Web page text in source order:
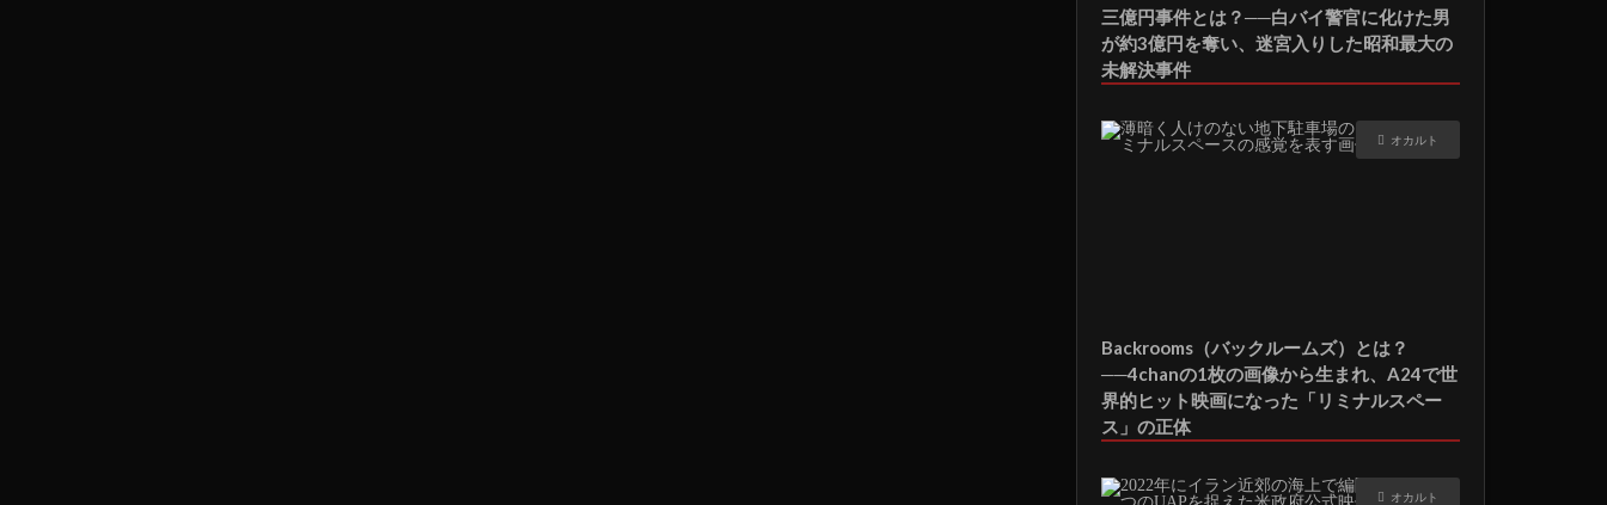
三億円事件とは？──白バイ警官に化けた男
が約3億円を奪い、迷宮入りした昭和最大の
未解決事件
オカルト
Backrooms（バックルームズ）とは？
──4chanの1枚の画像から生まれ、A24で世
界的ヒット映画になった「リミナルスペー
ス」の正体
オカルト